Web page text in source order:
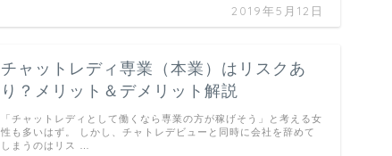
2019年5月12日
チャットレディ専業（本業）はリスクあ
り？メリット＆デメリット解説
「チャットレディとして働くなら専業の方が稼げそう」と考える女
性も多いはず。 しかし、チャトレデビューと同時に会社を辞めて
しまうのはリス …